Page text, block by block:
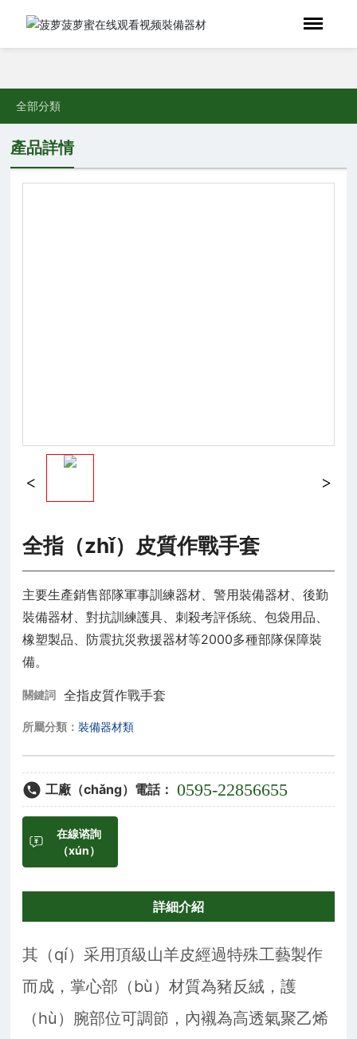
全部分類
產品詳情
全指（zhǐ）皮質作戰手套
主要生產銷售部隊軍事訓練器材、警用裝備器材、後勤
裝備器材、對抗訓練護具、刺殺考評係統、包袋用品、
橡塑製品、防震抗災救援器材等2000多種部隊保障裝
備。
關鍵詞 全指皮質作戰手套
所屬分類：裝備器材類
工廠（chǎng）電話： 0595-22856655
在線谘詢
（xún）
詳細介紹
其（qí）采用頂級山羊皮經過特殊工藝製作
而成，掌心部（bù）材質為豬反絨，護
（hù）腕部位可調節，內襯為高透氣聚乙烯